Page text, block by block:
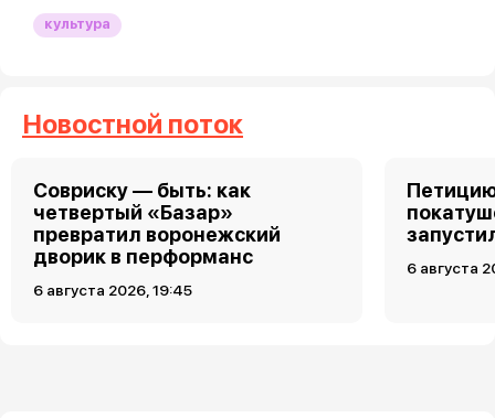
культура
Новостной поток
Совриску — быть: как
четвертый «Базар»
превратил воронежский
дворик в перформанс
6 августа 2026, 19:45
6 августа